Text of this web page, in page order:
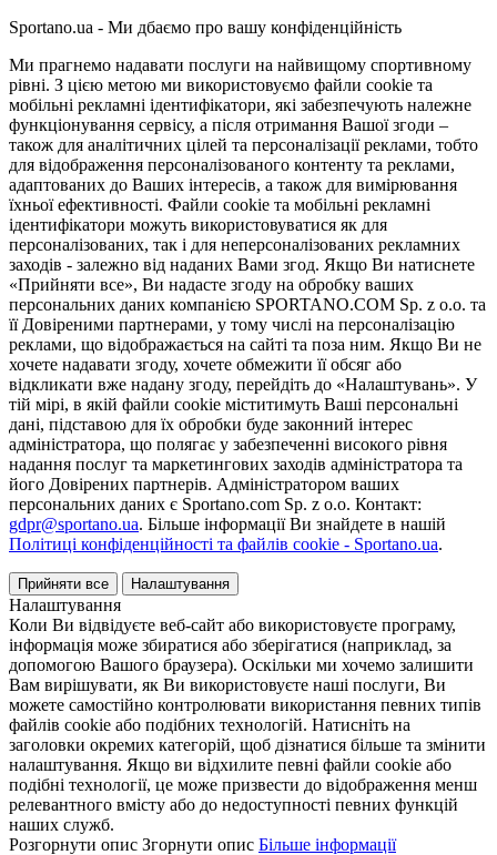
Sportano.ua - Ми дбаємо про вашу конфіденційність
Ми прагнемо надавати послуги на найвищому спортивному
рівні. З цією метою ми використовуємо файли cookie та
мобільні рекламні ідентифікатори, які забезпечують належне
функціонування сервісу, а після отримання Вашої згоди –
також для аналітичних цілей та персоналізації реклами, тобто
для відображення персоналізованого контенту та реклами,
адаптованих до Ваших інтересів, а також для вимірювання
їхньої ефективності. Файли cookie та мобільні рекламні
ідентифікатори можуть використовуватися як для
персоналізованих, так і для неперсоналізованих рекламних
заходів - залежно від наданих Вами згод. Якщо Ви натиснете
«Прийняти все», Ви надасте згоду на обробку ваших
персональних даних компанією SPORTANO.COM Sp. z o.o. та
її Довіреними партнерами, у тому числі на персоналізацію
реклами, що відображається на сайті та поза ним. Якщо Ви не
хочете надавати згоду, хочете обмежити її обсяг або
відкликати вже надану згоду, перейдіть до «Налаштувань». У
тій мірі, в якій файли cookie міститимуть Ваші персональні
дані, підставою для їх обробки буде законний інтерес
адміністратора, що полягає у забезпеченні високого рівня
надання послуг та маркетингових заходів адміністратора та
його Довірених партнерів. Адміністратором ваших
персональних даних є Sportano.com Sp. z o.o. Контакт:
gdpr@sportano.ua. Більше інформації Ви знайдете в нашій
Політиці конфіденційності та файлів cookie - Sportano.ua.
Прийняти все Налаштування
Налаштування
Коли Ви відвідуєте веб-сайт або використовуєте програму,
інформація може збиратися або зберігатися (наприклад, за
допомогою Вашого браузера). Оскільки ми хочемо залишити
Вам вирішувати, як Ви використовуєте наші послуги, Ви
можете самостійно контролювати використання певних типів
файлів cookie або подібних технологій. Натисніть на
заголовки окремих категорій, щоб дізнатися більше та змінити
налаштування. Якщо ви відхилите певні файли cookie або
подібні технології, це може призвести до відображення менш
релевантного вмісту або до недоступності певних функцій
наших служб.
Розгорнути опис Згорнути опис Більше інформації